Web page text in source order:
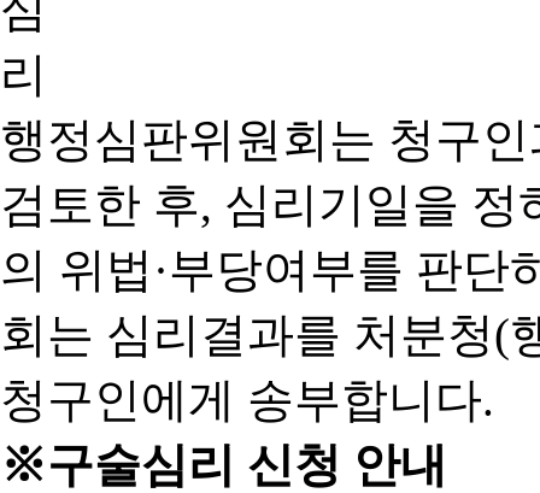
행정심판위원회는 청구
검토한 후, 심리기일을 정
의 위법·부당여부를 판단
회는 심리결과를 처분청(
청구인에게 송부합니다.
※구술심리 신청 안내